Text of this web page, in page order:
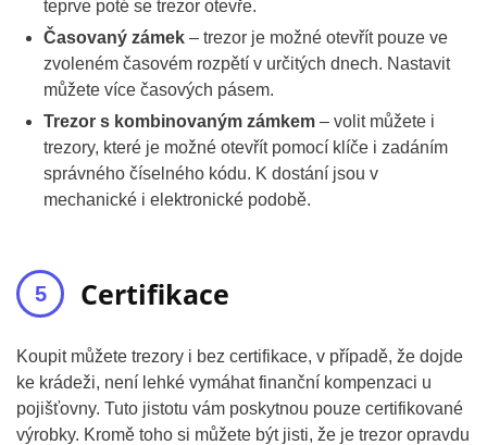
teprve poté se trezor otevře.
Časovaný zámek – trezor je možné otevřít pouze ve
zvoleném časovém rozpětí v určitých dnech. Nastavit
můžete více časových pásem.
Trezor s kombinovaným zámkem – volit můžete i
trezory, které je možné otevřít pomocí klíče i zadáním
správného číselného kódu. K dostání jsou v
mechanické i elektronické podobě.
Certifikace
Koupit můžete trezory i bez certifikace, v případě, že dojde
ke krádeži, není lehké vymáhat finanční kompenzaci u
pojišťovny. Tuto jistotu vám poskytnou pouze certifikované
výrobky. Kromě toho si můžete být jisti, že je trezor opravdu